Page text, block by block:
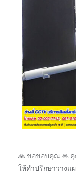
🙏 ขอขอบคุณ 🙏
ให้คำปรึกษาวางแ